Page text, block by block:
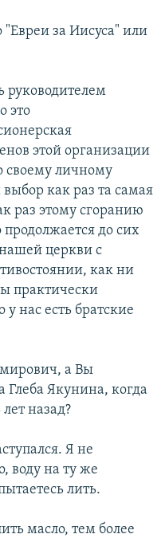
за Иисуса" или
руководителем
это
этой организации
своему личному
как раз та самая
раз этому сгоранию
продолжается до сих
церкви с
как ни
практически
нас есть братские
а Вы
Глеба Якунина, когда
назад?
Я не
воду на ту же
лить.
масло, тем более